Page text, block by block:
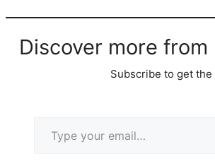
Discover more
Subscribe to get